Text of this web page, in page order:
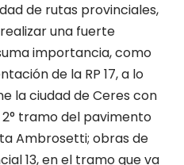
de rutas provinciales,
una fuerte
importancia, como
de la RP 17, a lo
la ciudad de Ceres con
2° tramo del pavimento
Ambrosetti; obras de
13, en el tramo que va